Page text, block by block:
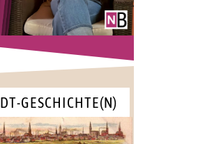
GESCHICHTE(N)